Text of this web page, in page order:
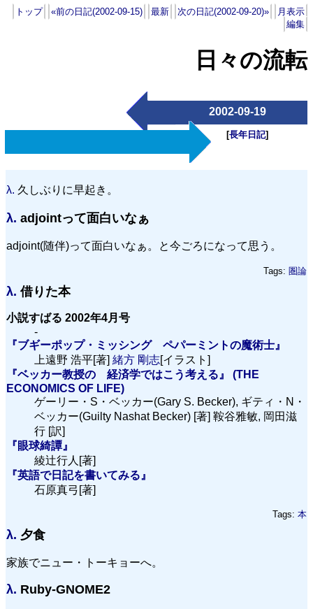
トップ «前の日記(2002-09-15) 最新 次の日記(2002-09-20)»
月表示
編集
日々の流転
2002-09-19
[長年日記]
λ. 久しぶりに早起き。
λ. adjointって面白いなぁ
adjoint(随伴)って面白いなぁ。と今ごろになって思う。
Tags: 圏論
λ. 借りた本
小説すばる 2002年4月号
-
『ブギーポップ・ミッシング ペパーミントの魔術士』
上遠野 浩平[著] 緒方 剛志[イラスト]
『ベッカー教授の 経済学ではこう考える』 (THE
ECONOMICS OF LIFE)
ゲーリー・S・ベッカー(Gary S. Becker), ギティ・N・
ベッカー(Guilty Nashat Becker) [著] 鞍谷雅敏, 岡田滋
行 [訳]
『眼球綺譚』
綾辻行人[著]
『英語で日記を書いてみる』
石原真弓[著]
Tags: 本
λ. 夕食
家族でニュー・トーキョーへ。
λ. Ruby-GNOME2